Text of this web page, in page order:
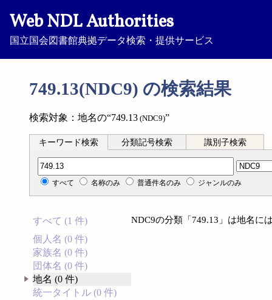
Web NDL Authorities
国立国会図書館典拠データ検索・提供サービス
749.13(NDC9) の検索結果
検索対象：地名の“749.13 (NDC9)”
キーワード検索 分類記号検索 識別子検索
分類記号検索
すべて 名称のみ 普通件名のみ ジャンルのみ
すべて (1 件)
個人名 (0 件)
家族名 (0 件)
団体名 (0 件)
地名 (0 件)
統一タイトル (0 件)
NDC9の分類「749.13」は地名に